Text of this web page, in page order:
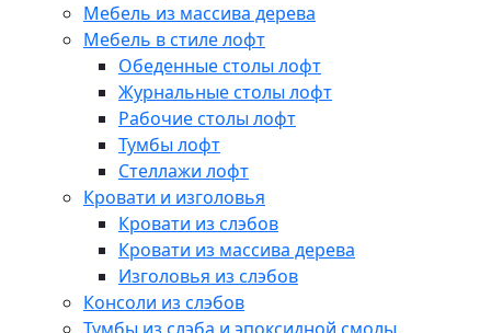
Мебель из массива дерева
Мебель в стиле лофт
Обеденные столы лофт
Журнальные столы лофт
Рабочие столы лофт
Тумбы лофт
Стеллажи лофт
Кровати и изголовья
Кровати из слэбов
Кровати из массива дерева
Изголовья из слэбов
Консоли из слэбов